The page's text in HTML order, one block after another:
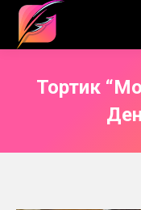
Тортик